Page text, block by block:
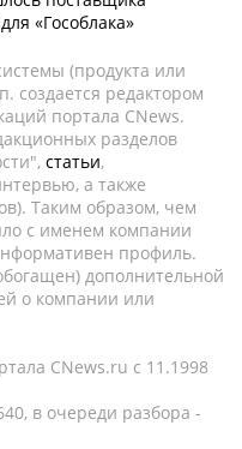
«Гособлака»
(продукта или
создается редактором
портала CNews.
разделов
статьи,
а также
Таким образом, чем
с именем компании
профиль.
дополнительной
о компании или
CNews.ru c 11.1998
в очереди разбора -